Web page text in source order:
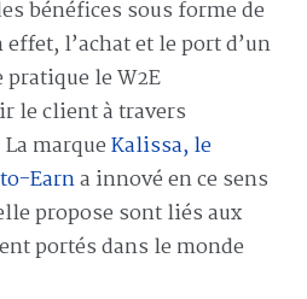
bénéfices sous forme de
l’achat et le port d’un
le W2E
le client à travers
marqueKalissa, le
Earna innové en ce sens
propose sont liés aux
portés dans le monde